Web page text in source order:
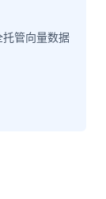
管向量数据